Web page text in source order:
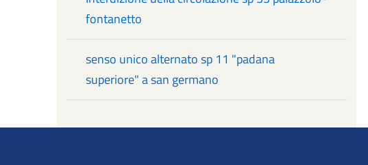
fontanetto
senso unico alternato sp 11 "padana
superiore" a san germano